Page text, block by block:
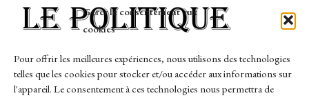
Gérer le consentement aux
cookies
Pour offrir les meilleures expériences, nous utilisons des technologies
telles que les cookies pour stocker et/ou accéder aux informations sur
l'appareil. Le consentement à ces technologies nous permettra de
Links